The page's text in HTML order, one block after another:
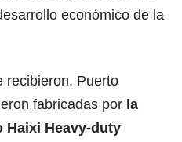
económico de la
recibieron, Puerto
fabricadas por la
Haixi Heavy-duty